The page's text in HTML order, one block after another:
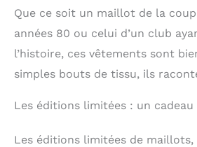
Que ce soit un maillot de la
années 80 ou celui d’un club
l’histoire, ces vêtements sont
simples bouts de tissu, ils
Les éditions limitées : un cadeau
Les éditions limitées de